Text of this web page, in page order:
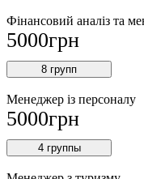
Фінансовий аналіз та
5000грн
8 групп
Менеджер із персоналу
5000грн
4 группы